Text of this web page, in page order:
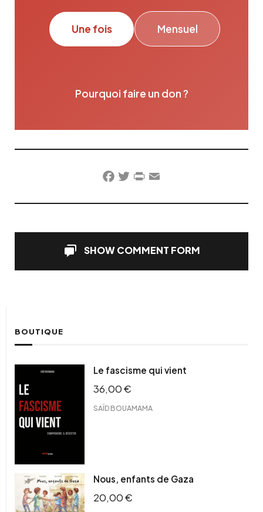
Une fois Mensuel
Pourquoi faire un don ?
Facebook
TwitterPrintFriendly
Email
SHOW COMMENT FORM
BOUTIQUE
Le fascisme qui vient
36,00€
SAÏD BOUAMAMA
Nous, enfants de Gaza
20,00€